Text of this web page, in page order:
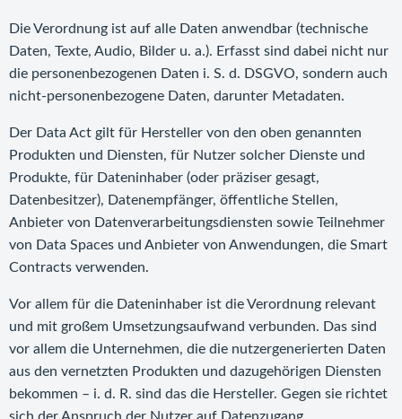
Die Verordnung ist auf alle Daten anwendbar (technische
Daten, Texte, Audio, Bilder u. a.). Erfasst sind dabei nicht nur
die personenbezogenen Daten i. S. d. DSGVO, sondern auch
nicht-personenbezogene Daten, darunter Metadaten.
Der Data Act gilt für Hersteller von den oben genannten
Produkten und Diensten, für Nutzer solcher Dienste und
Produkte, für Dateninhaber (oder präziser gesagt,
Datenbesitzer), Datenempfänger, öffentliche Stellen,
Anbieter von Datenverarbeitungsdiensten sowie Teilnehmer
von Data Spaces und Anbieter von Anwendungen, die Smart
Contracts verwenden.
Vor allem für die Dateninhaber ist die Verordnung relevant
und mit großem Umsetzungsaufwand verbunden. Das sind
vor allem die Unternehmen, die die nutzergenerierten Daten
aus den vernetzten Produkten und dazugehörigen Diensten
bekommen – i. d. R. sind das die Hersteller. Gegen sie richtet